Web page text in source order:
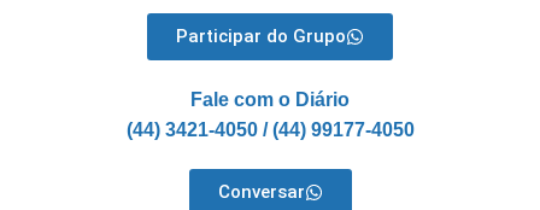
Participar do Grupo
Fale com o Diário
(44) 3421-4050 / (44) 99177-4050
Conversar